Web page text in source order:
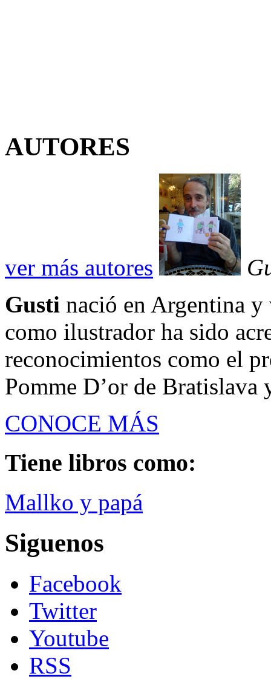
AUTORES
ver más autores
Gusti nació en Argentina
como ilustrador ha sido
reconocimientos como el
Pomme D’or de
CONOCE MÁS
Tiene libros como:
Mallko y papá
Siguenos
Facebook
Twitter
Youtube
RSS